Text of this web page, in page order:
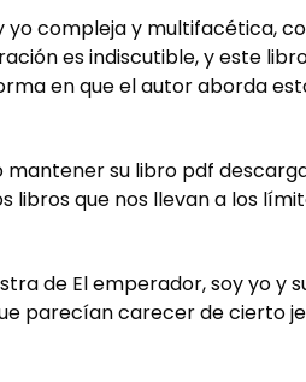
compleja y multifacética,
es indiscutible, y este
en que el autor aborda
su libro pdf
que nos llevan a los
de El emperador, soy yo y
parecían carecer de cierto